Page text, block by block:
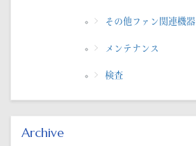
その他ファン関連機器
メンテナンス
検査
Archive